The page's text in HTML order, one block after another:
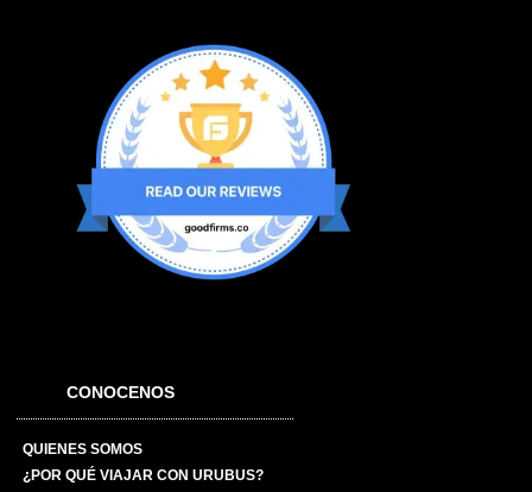
CONOCENOS
QUIENES SOMOS
¿POR QUÉ VIAJAR CON URUBUS?